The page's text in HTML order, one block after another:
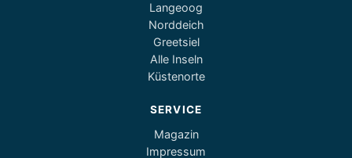
Langeoog
Norddeich
Greetsiel
Alle Inseln
Küstenorte
SERVICE
Magazin
Impressum